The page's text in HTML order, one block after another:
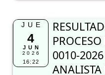
4
JUN
2026
12:55
UGELLU-
VACANTE